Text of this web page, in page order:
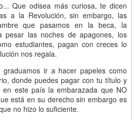
Que odisea más curiosa, te dicen
a la Revolución, sin embargo, las
que pasamos en la beca, la
pesar las noches de apagones, los
estudiantes, pagan con creces lo
nos regala.
ir a hacer papeles como
donde puedes pagar con tu título y
este país la embarazada que NO
está en su derecho sin embargo es
no hizo lo suficiente.